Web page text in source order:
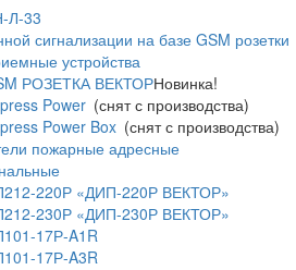
Л-33
сигнализации на базе GSM розетки
устройства
РОЗЕТКА ВЕКТОРНовинка!
Power (снят с производства)
Power Box (снят с производства)
пожарные адресные
220Р «ДИП-220Р ВЕКТОР»
230Р «ДИП-230Р ВЕКТОР»
17Р-A1R
17Р-A3R